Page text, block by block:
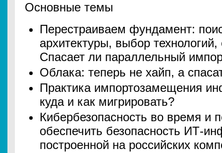
Основные темы
Перестраиваем фундамент:
архитектуры, выбор
Спасает ли параллельный
Облака: теперь не хайп, а
Практика импортозамещения
куда и как мигрировать?
Кибербезопасность во время и
обеспечить безопасность ИТ-
построенной на российских